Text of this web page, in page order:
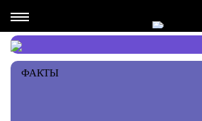
ФАКТЫ